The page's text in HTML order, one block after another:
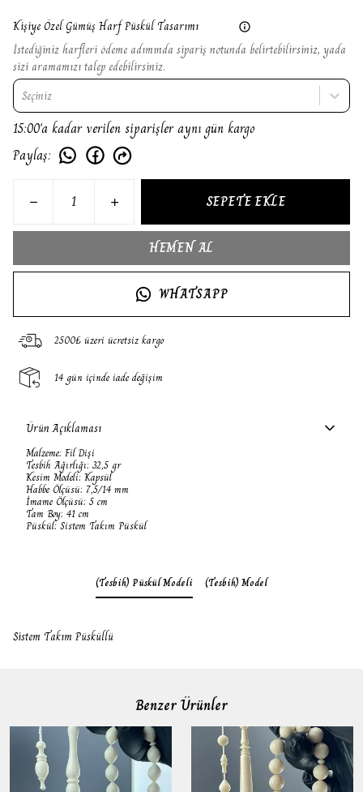
Kişiye Özel Gümüş Harf Püskül Tasarımı
İstediğiniz harfleri ödeme adımında sipariş notunda belirtebilirsiniz, yada
sizi aramamızı talep edebilirsiniz.
Seçiniz
15:00'a kadar verilen siparişler aynı gün kargo
Paylaş:
SEPETE EKLE
HEMEN AL
WHATSAPP
2500₺ üzeri ücretsiz kargo
14 gün içinde iade değişim
Ürün Açıklaması
Malzeme: Fil Dişi
Tesbih Ağırlığı: 32,5 gr
Kesim Modeli: Kapsül
Habbe Ölçüsü: 7,5/14 mm
İmame Ölçüsü: 5 cm
Tam Boy: 41 cm
Püskül: Sistem Takım Püskül
(Tesbih) Püskül Modeli (Tesbih) Model
Sistem Takım Püsküllü
Benzer Ürünler